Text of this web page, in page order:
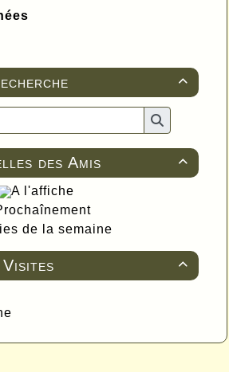


des Amis
A l'affiche
de la semaine

Visites